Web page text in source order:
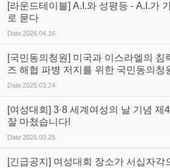
[라운드테이블] A.I.와 성평등 - A.I.가
로 묻다
Date2026.04.16
[국민동의청원] 미국과 이스라엘의 침
즈 해협 파병 저지를 위한 국민동의청
Date2026.03.24
[여성대회] 3·8 세계여성의 날 기념 제
잘 마쳤습니다!
Date2026.03.25
[긴급공지] 여성대회 장소가 서십자각